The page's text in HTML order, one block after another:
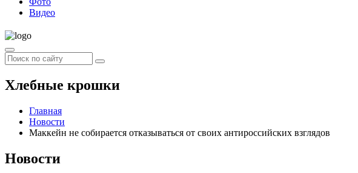
Видео
Хлебные крошки
Главная
Новости
Маккейн не собирается отказываться от своих антироссийских взглядов
Новости